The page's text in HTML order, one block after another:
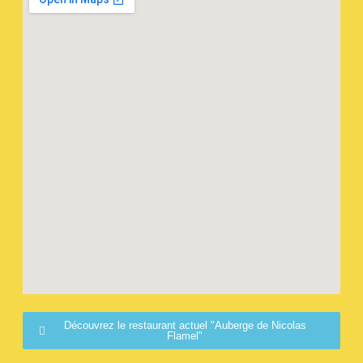
Découvrez le restaurant actuel "Auberge de Nicolas
Flamel"